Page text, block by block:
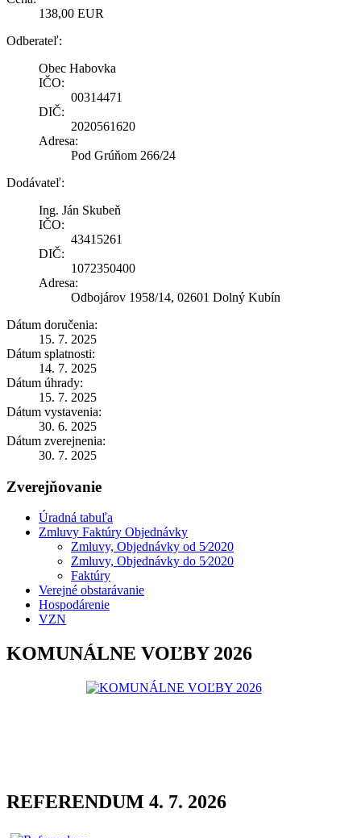
138,00 EUR
Odberateľ:
Obec Habovka
IČO:
00314471
DIČ:
2020561620
Adresa:
Pod Grúňom 266/24
Dodávateľ:
Ing. Ján Skubeň
IČO:
43415261
DIČ:
1072350400
Adresa:
Odbojárov 1958/14, 02601 Dolný Kubín
Dátum doručenia:
15. 7. 2025
Dátum splatnosti:
14. 7. 2025
Dátum úhrady:
15. 7. 2025
Dátum vystavenia:
30. 6. 2025
Dátum zverejnenia:
30. 7. 2025
Zverejňovanie
Úradná tabuľa
Zmluvy Faktúry Objednávky
Zmluvy, Objednávky od 5⁄2020
Zmluvy, Objednávky do 5⁄2020
Faktúry
Verejné obstarávanie
Hospodárenie
VZN
KOMUNÁLNE VOĽBY 2026
REFERENDUM 4. 7. 2026